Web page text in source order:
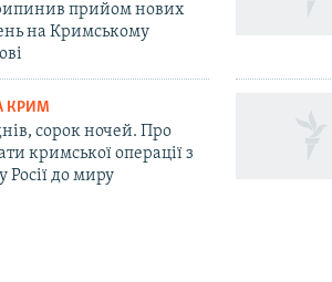
прийом нових
на Кримському
КРИМ
сорок ночей. Про
кримської операції з
Росії до миру